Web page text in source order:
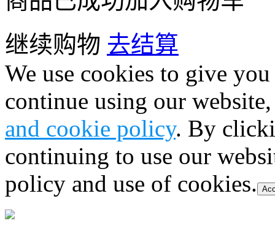
继续购物 去结算
We use cookies to give
continue using our
and cookie policy. By
continuing to use our
policy and use of cookies.